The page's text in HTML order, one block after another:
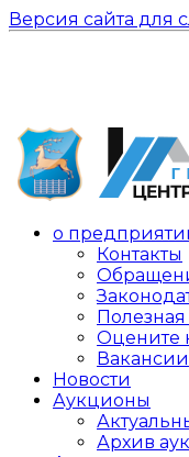
Версия сайта для
о
Контакты
Оцените
Вакансии
Новости
Аукционы
Архив